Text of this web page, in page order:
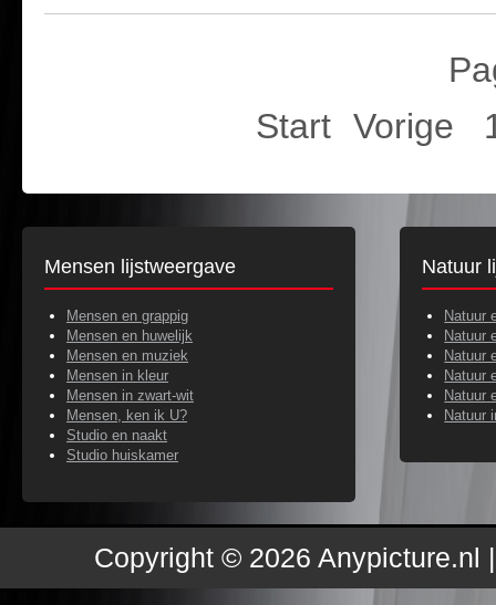
Start Vorige
Mensen lijstweergave
Mensen en grappig
Mensen en huwelijk
Mensen en muziek
Mensen in kleur
Mensen in zwart-wit
Mensen, ken ik U?
Studio en naakt
Studio huiskamer
Natuur
Natuur
Natuur
Natuur
Natuur
Natuur
Natuur
Copyright © 2026 Anypicture.nl